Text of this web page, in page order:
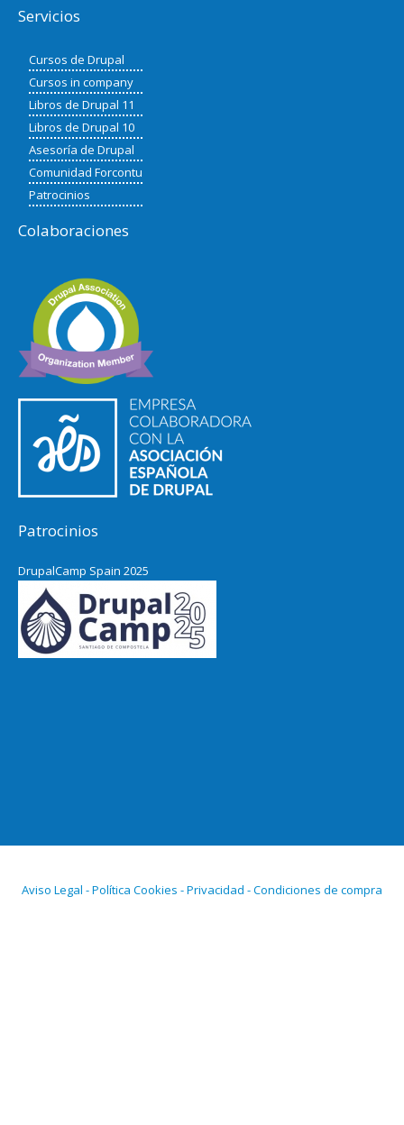
Servicios
Cursos de Drupal
Cursos in company
Libros de Drupal 11
Libros de Drupal 10
Asesoría de Drupal
Comunidad Forcontu
Patrocinios
Colaboraciones
Patrocinios
DrupalCamp Spain 2025
Pacific Northwest Drupal Summit
2024
Aviso Legal - Política Cookies - Privacidad - Condiciones de compra